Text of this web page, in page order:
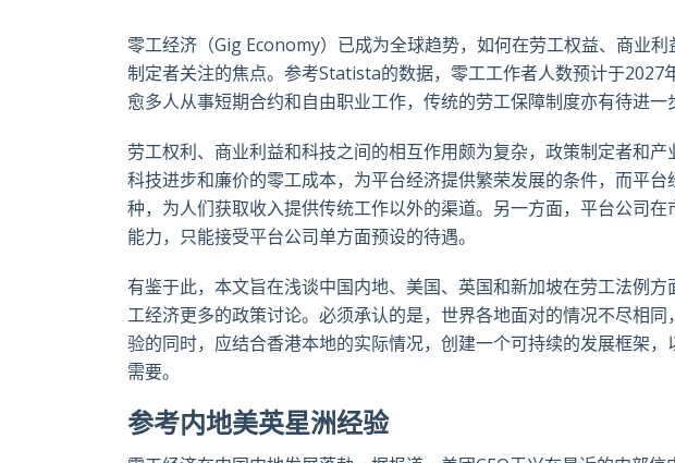
零工经济（Gig Economy）已成为全球趋势，如何在劳工权益、商业
制定者关注的焦点。参考Statista的数据，零工工作者人数预计于2027
愈多人从事短期合约和自由职业工作，传统的劳工保障制度亦有待进一
劳工权利、商业利益和科技之间的相互作用颇为复杂，政策制定者和产
科技进步和廉价的零工成本，为平台经济提供繁荣发展的条件，而平
种，为人们获取收入提供传统工作以外的渠道。另一方面，平台公司
能力，只能接受平台公司单方面预设的待遇。
有鉴于此，本文旨在浅谈中国内地、美国、英国和新加坡在劳工法例
工经济更多的政策讨论。必须承认的是，世界各地面对的情况不尽相
验的同时，应结合香港本地的实际情况，创建一个可持续的发展框架
需要。
参考内地美英星洲经验